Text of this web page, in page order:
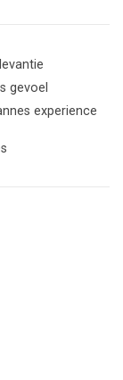
gevoel
experience